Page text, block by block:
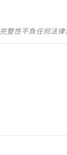
整性不負任何法律